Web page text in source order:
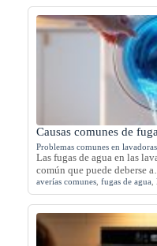
Causas comunes de
Problemas comunes en lavadoras
Las fugas de agua en las
común que puede deberse
averías comunes fugas de agua